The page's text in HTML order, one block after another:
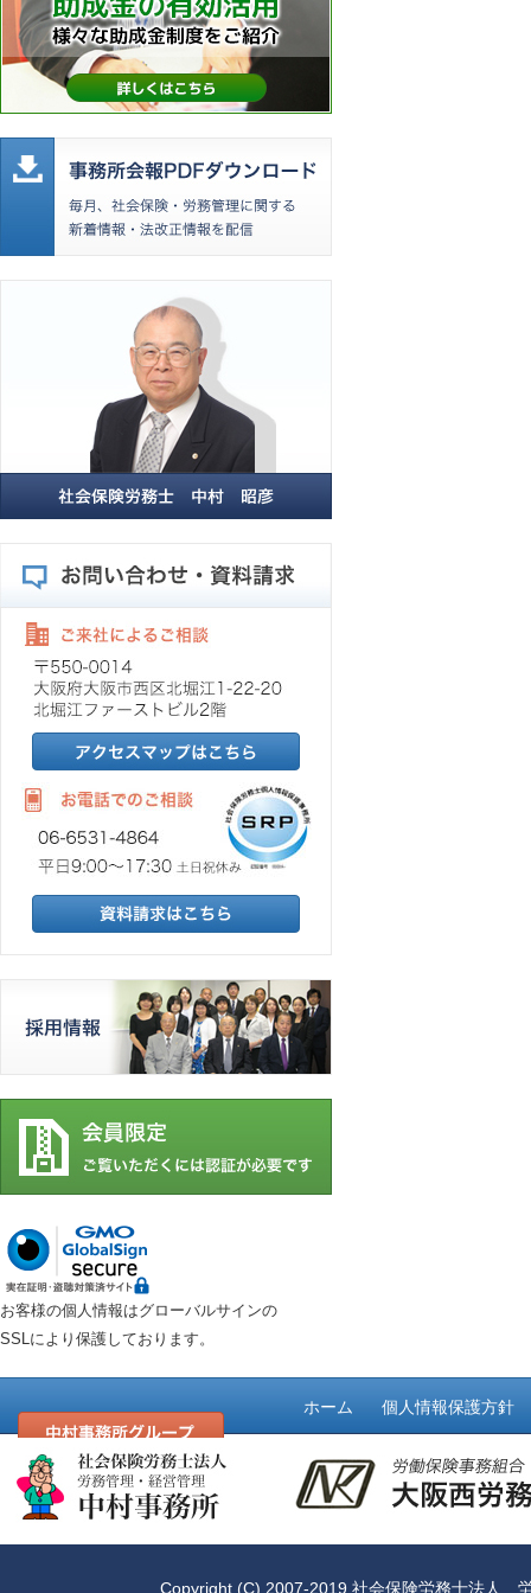
お客様の個人情報はグローバルサインの
SSLにより保護しております。
ホーム 個人情報保護方針
Copyright (C) 2007-2019社会保険労務士法人